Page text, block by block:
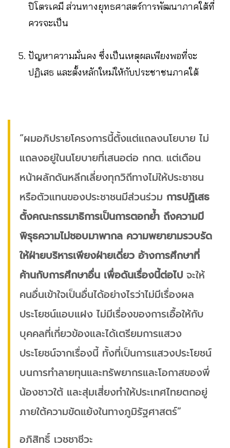
ปิโตรเคมี ส่วนทางยุทธศาสตร์การพัฒนาภาคใต้ที่
ควรจะเป็น
ปัญหาความมั่นคง ซึ่งเป็นเหตุผลเพียงพอที่จะ
ปฏิเสธ และตั้งหลักใหม่ให้กับประชาชนภาคใต้
“ผมอภิปรายโครงการนี้ตั้งแต่แถลงนโยบาย ไม่
แถลงอยู่ในนโยบายที่เสนอต่อ กกต. แต่เดือน
หน้าผลักดันหลีกเลี่ยงทุกวิถีทางไม่ให้ประชาชน
หรือตัวแทนของประชาชนมีส่วนร่วม การปฏิเสธ
ตั้งคณะกรรมาธิการเป็นการตอกย้ำ ถึงความมี
พิรุธความไม่ชอบมาพากล ความพยายามรวบรัด
ให้ฝ่ายบริหารเพียงฝ่ายเดี่ยว อ้างการศึกษาที่
ค้านกับการศึกษาอื่น เพื่อดันเรื่องนี้ต่อไป จะให้
คนอื่นเข้าใจเป็นอื่นได้อย่างไรว่าไม่มีเรื่องผล
ประโยชน์แอบแฝง ไม่มีเรื่องของการเอื้อให้กับ
บุคคลที่เกี่ยวข้องและได้เตรียมการแสวง
ประโยชน์จากเรื่องนี้ ทั้งที่เป็นการแสวงประโยชน์
บนการทำลายทุนและทรัพยากรและโอกาสของพี่
น้องชาวใต้ และสุ่มเสี่ยงทำให้ประเทศไทยตกอยู่
ภายใต้ความขัดแย้งในทางภูมิรัฐศาสตร์”
อภิสิทธิ์ เวชชาชีวะ